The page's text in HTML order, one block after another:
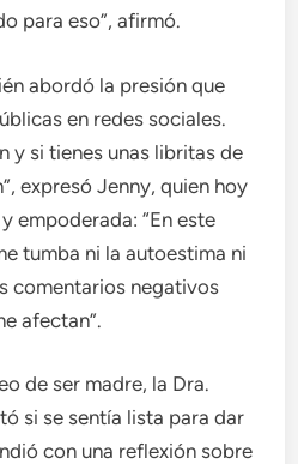
para eso”, afirmó.
abordó la presión que
en redes sociales.
y si tienes unas libritas de
expresó Jenny, quien hoy
empoderada: “En este
tumba ni la autoestima ni
comentarios negativos
afectan”.
de ser madre, la Dra.
si se sentía lista para dar
con una reflexión sobre